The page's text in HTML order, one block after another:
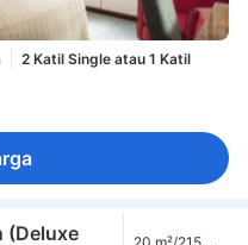
2 Katil Single atau 1 Katil
(Deluxe